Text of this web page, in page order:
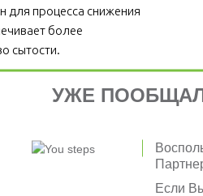
для процесса снижения
более
сытости.
каждой клетки,
сердца. Цена
источник энергии.
содержащие
УЖЕ
Если